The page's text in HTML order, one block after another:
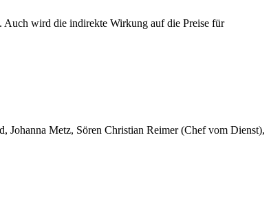
Auch wird die indirekte Wirkung auf die Preise für
Johanna Metz, Sören Christian Reimer (Chef vom Dienst),